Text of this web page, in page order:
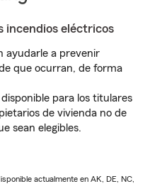
incendios eléctricos
ayudarle a prevenir
que ocurran, de forma
para los titulares
de vivienda no de
sean elegibles.
actualmente en AK, DE, NC,